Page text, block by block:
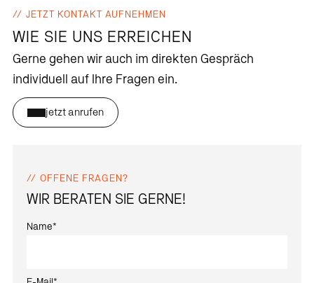
WIE SIE UNS ERREICHEN
JETZT KONTAKT AUFNEHMEN
Gerne gehen wir auch im direkten Gespräch
individuell auf Ihre Fragen ein.
jetzt anrufen
WIR BERATEN SIE GERNE!
OFFENE FRAGEN?
Name*